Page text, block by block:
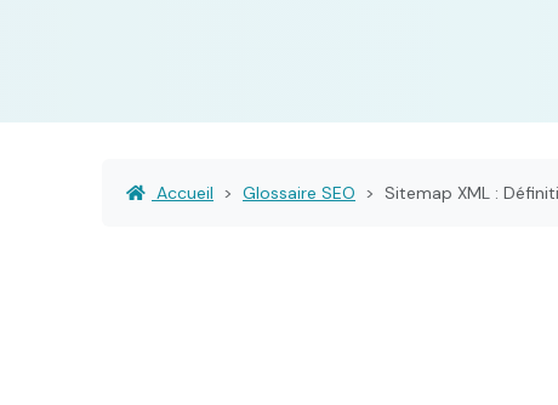
Accueil Glossaire SEO Sitemap XML :